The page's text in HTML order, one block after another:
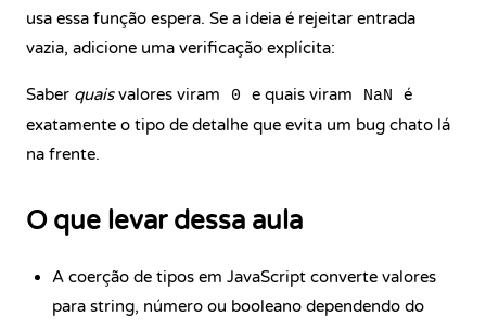
usa essa função espera. Se a ideia é rejeitar entrada
vazia, adicione uma verificação explícita:
Saber quaisvalores viram 0 e quais viram NaN
é
exatamente o tipo de detalhe que evita um bug chato lá
na frente.
O que levar dessa aula
A coerção de tipos em JavaScript converte valores
para string, número ou booleano dependendo do